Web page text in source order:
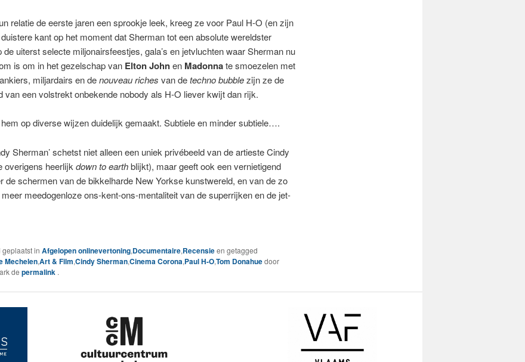
relatie de eerste jaren een sprookje leek, kreeg ze voor Paul H-O (en zijn
kant op het moment dat Sherman tot een absolute wereldster
de uiterst selecte miljonairsfeestjes, gala’s en jetvluchten waar Sherman nu
is om in het gezelschap van Elton Johnen Madonnate smoezelen met
miljardairs en denouveau riches van detechnobubblezijn ze de
van een volstrekt onbekende nobody als H-O liever kwijt dan rijk.
op diverse wijzen duidelijk gemaakt. Subtiele en minder subtiele….
Sherman’ schetst niet alleen een uniek privébeeld van de artieste Cindy
overigens heerlijk down to earthblijkt), maar geeft ook een vernietigend
de schermen van de bikkelharde New Yorkse kunstwereld, en van de zo
meedogenloze ons-kent-ons-mentaliteit van de superrijken en de jet-
geplaatst in Afgelopen onlinevertoning,Documentaire,Recensieen getagged
Mechelen,Art & Film,Cindy Sherman,Cinema Corona,Paul H-O,Tom Donahuedoor
de permalink .